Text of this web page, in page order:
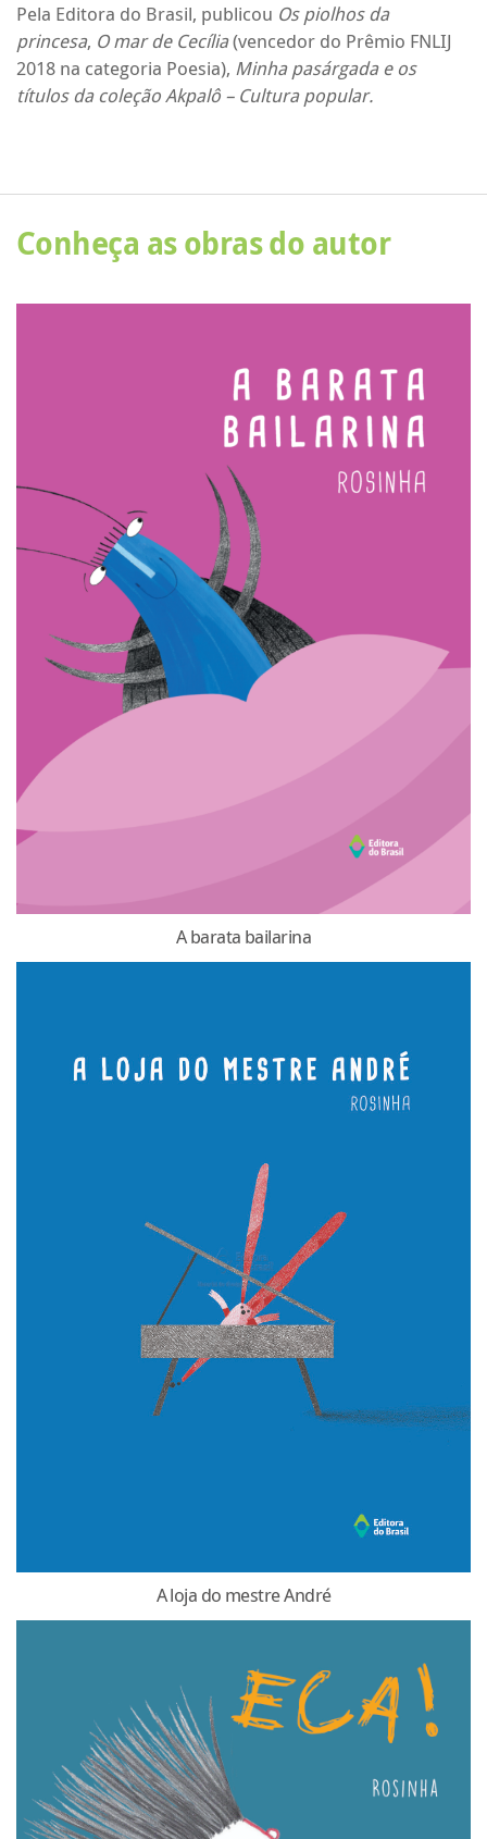
Pela Editora do Brasil, publicou Os piolhos da
princesa, O mar de Cecília(vencedor do Prêmio FNLIJ
2018 na categoria Poesia), Minha pasárgada e os
títulos da coleção Akpalô – Cultura popular.
Conheça as obras do autor
A barata bailarina
A loja do mestre André